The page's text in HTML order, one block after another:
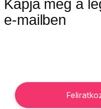
Kapja meg a
e-mailben